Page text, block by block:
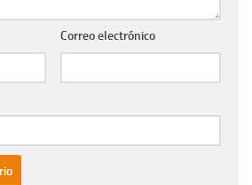
Correo electrónico